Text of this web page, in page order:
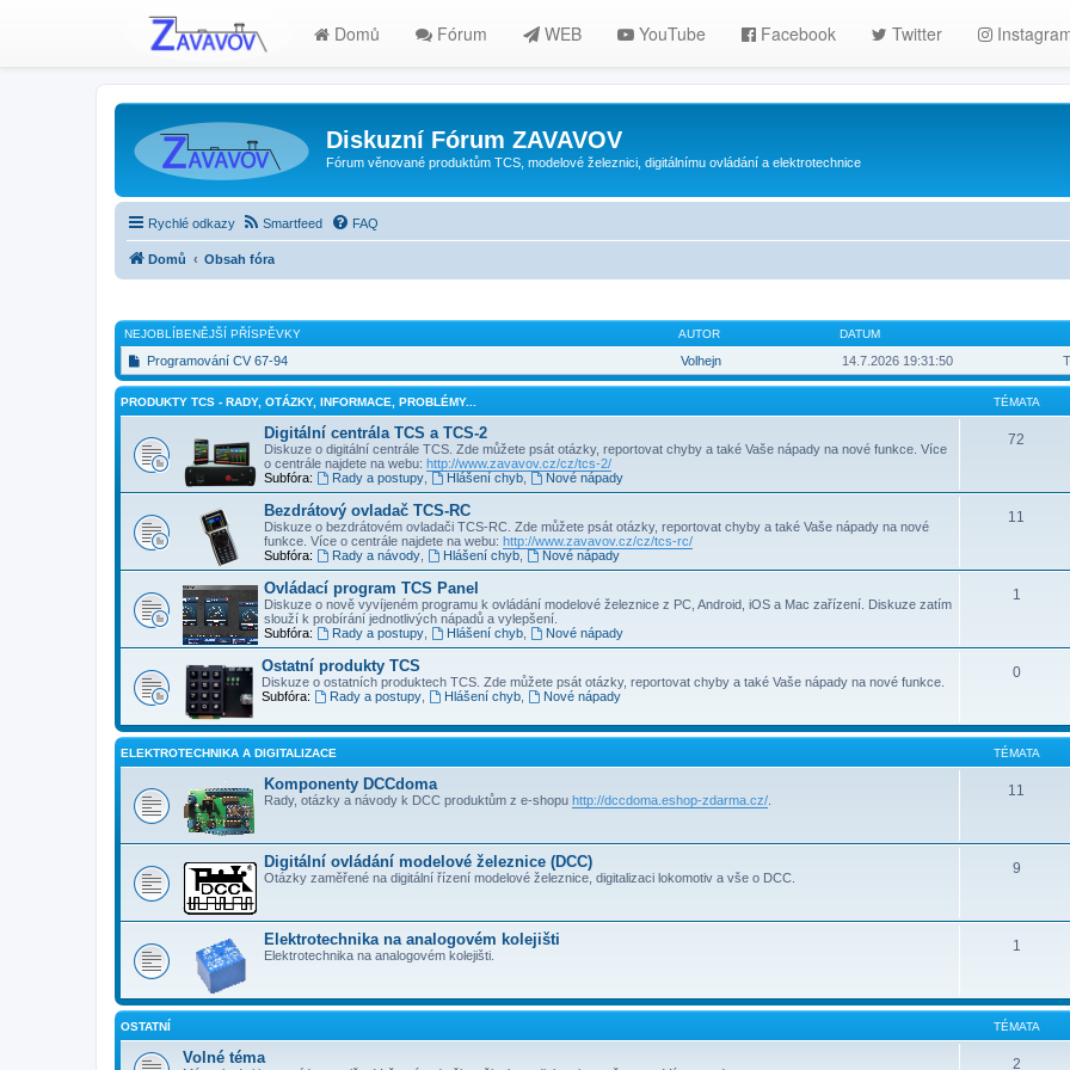
Domů Fórum WEB YouTube Facebook Twitter
Diskuzní Fórum ZAVAVOV
Fórum věnované produktům TCS, modelové železnici, digitálnímu ovládání a elektrotechnice
Rychlé odkazy Smartfeed FAQ
Domů Obsah fóra
NEJOBLÍBENĚJŠÍ PŘÍSPĚVKY AUTOR DATUM
Programování CV 67-94 Volhejn 14.7.2026 19:31:50
PRODUKTY TCS - RADY, OTÁZKY, INFORMACE, PROBLÉMY... TÉMATA
Digitální centrála TCS a TCS-2
Diskuze o digitální centrále TCS. Zde můžete psát otázky, reportovat chyby a také Vaše nápady na nové funkce. Více
o centrále najdete na webu: http://www.zavavov.cz/cz/tcs-2/
Subfóra:
Rady a postupy, Hlášení chyb, Nové nápady
72
Bezdrátový ovladač TCS-RC
Diskuze o bezdrátovém ovladači TCS-RC. Zde můžete psát otázky, reportovat chyby a také Vaše nápady na nové
funkce. Více o centrále najdete na webu: http://www.zavavov.cz/cz/tcs-rc/
Subfóra:
Rady a návody, Hlášení chyb, Nové nápady
11
Ovládací program TCS Panel
Diskuze o nově vyvíjeném programu k ovládání modelové železnice z PC, Android, iOS a Mac zařízení. Diskuze zatím
slouží k probírání jednotlivých nápadů a vylepšení.
Subfóra:
Rady a postupy, Hlášení chyb, Nové nápady
1
Ostatní produkty TCS
Diskuze o ostatních produktech TCS. Zde můžete psát otázky, reportovat chyby a také Vaše nápady na nové funkce.
Subfóra:
Rady a postupy, Hlášení chyb, Nové nápady
0
ELEKTROTECHNIKA A DIGITALIZACE TÉMATA
Komponenty DCCdoma
Rady, otázky a návody k DCC produktům z e-shopu http://dccdoma.eshop-zdarma.cz/
11
Digitální ovládání modelové železnice (DCC)
Otázky zaměřené na digitální řízení modelové železnice, digitalizaci lokomotiv a vše o DCC.
9
Elektrotechnika na analogovém kolejišti
Elektrotechnika na analogovém kolejišti.
1
OSTATNÍ TÉMATA
Volné téma 2